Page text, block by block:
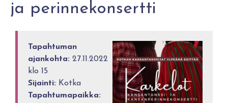
ja perinnekonsertti
Tapahtuman
ajankohta: 27.11.2022
klo 15
Sijainti: Kotka
Tapahtumapaikka: